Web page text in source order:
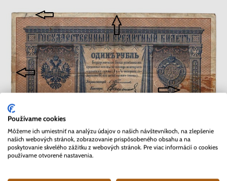
Používame cookies
Môžeme ich umiestniť na analýzu údajov o našich návštevníkoch, na zlepšenie
našich webových stránok, zobrazovanie prispôsobeného obsahu a na
poskytovanie skvelého zážitku z webových stránok. Pre viac informácií o cookies
používame otvorené nastavenia.